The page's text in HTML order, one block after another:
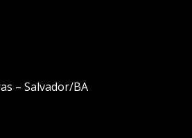
– Salvador/BA